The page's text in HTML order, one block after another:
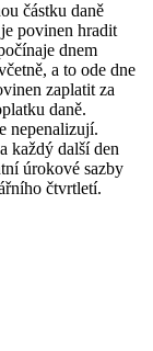
částku daně
povinen hradit
dnem
a to ode dne
zaplatit za
daně.
nepenalizují.
každý další den
úrokové sazby
čtvrtletí.